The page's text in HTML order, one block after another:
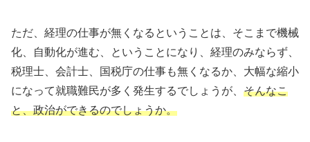
ただ、経理の仕事が無くなるということは、そこまで機械
化、自動化が進む、ということになり、経理のみならず、
税理士、会計士、国税庁の仕事も無くなるか、大幅な縮小
になって就職難民が多く発生するでしょうが、 そんなこ
と、政治ができるのでしょうか。